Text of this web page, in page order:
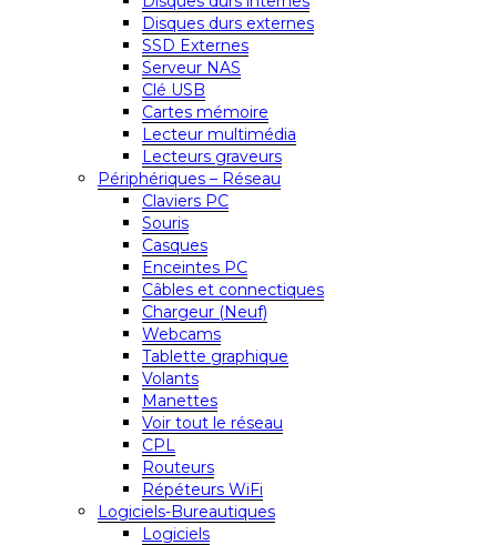
Disques durs externes
SSD Externes
Serveur NAS
Clé USB
Cartes mémoire
Lecteur multimédia
Lecteurs graveurs
Périphériques – Réseau
Claviers PC
Souris
Casques
Enceintes PC
Câbles et connectiques
Chargeur (Neuf)
Webcams
Tablette graphique
Volants
Manettes
Voir tout le réseau
CPL
Routeurs
Répéteurs WiFi
Logiciels-Bureautiques
Logiciels